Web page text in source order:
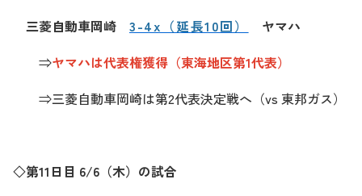
三菱自動車岡崎
3-4x（延長10回）
ヤマハ
⇒ヤマハは代表権獲得（東海地区第1代表）
⇒三菱自動車岡崎は第2代表決定戦へ（vs 東邦ガス）
◇第11日目 6/6（木）の試合